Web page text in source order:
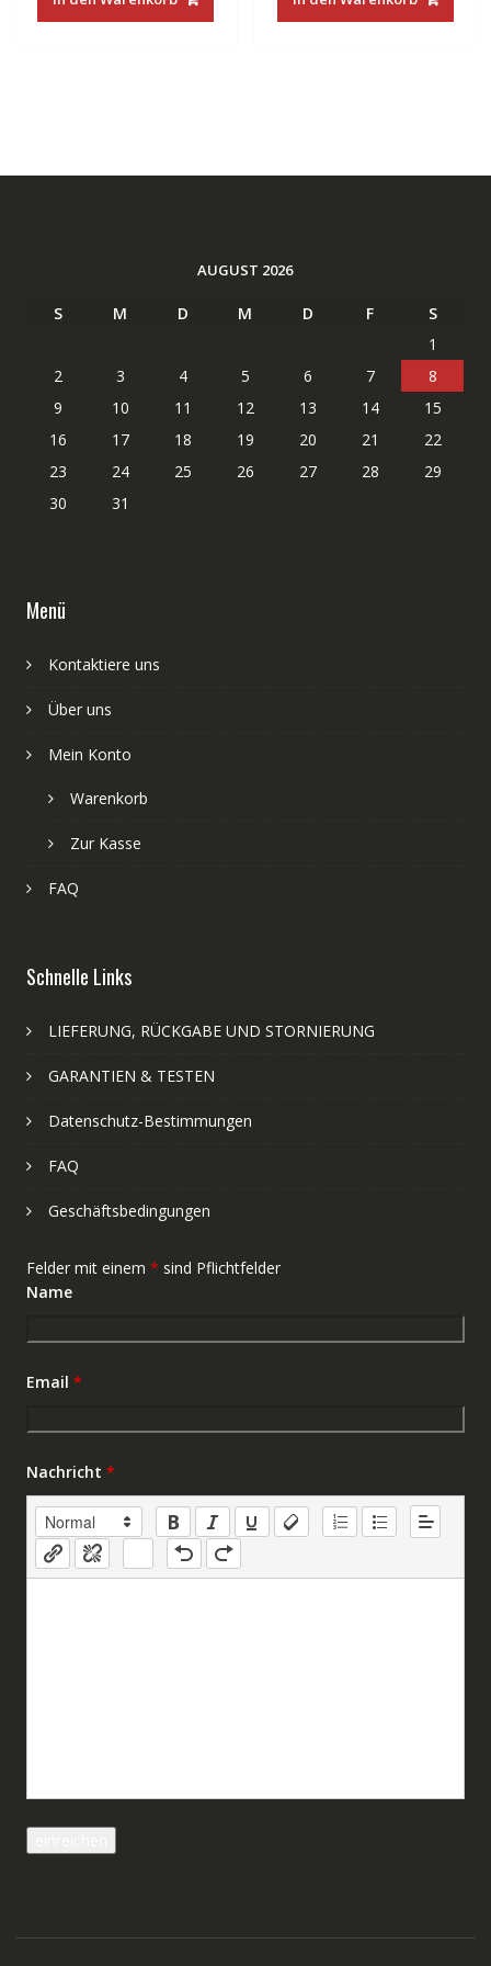
€22.00 €15.99.
€22.00 €15.99.
AUGUST 2026
S M D M D F
S
1
2
3 4 5 6 7
8
9
10 11 12 13 14
15
16
17 18 19 20 21
22
23
24 25 26 27 28
29
30
31
Menü
Kontaktiere uns
Über uns
Mein Konto
Warenkorb
Zur Kasse
FAQ
Schnelle Links
LIEFERUNG, RÜCKGABE UND STORNIERUNG
GARANTIEN & TESTEN
Datenschutz-Bestimmungen
FAQ
Geschäftsbedingungen
Felder mit einem * sind Pflichtfelder
Name
Email *
Nachricht *